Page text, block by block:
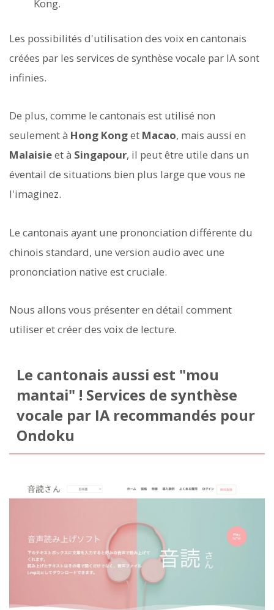
Kong.
Les possibilités d'utilisation des voix en cantonais
créées par les services de synthèse vocale par IA sont
infinies.
De plus, comme le cantonais est utilisé non
seulement à Hong Konget Macao, mais aussi en
Malaisieet à Singapour, il peut être utile dans un
éventail de situations bien plus large que vous ne
l'imaginez.
Le cantonais ayant une prononciation différente du
chinois standard, une version audio avec une
prononciation native est cruciale.
Nous allons vous présenter en détail comment
utiliser et créer des voix de lecture.
Le cantonais aussi est "mou
mantai" ! Services de synthèse
vocale par IA recommandés pour
Ondoku